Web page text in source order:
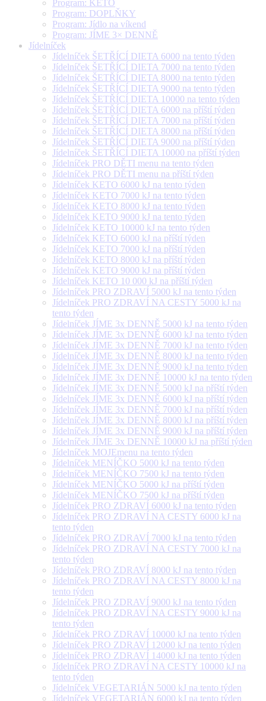
Program: KETO
Program: DOPLŇKY
Program: Jídlo na víkend
Program: JÍME 3× DENNĚ
Jídelníček
Jídelníček ŠETŘÍCÍ DIETA 6000 na tento týden
Jídelníček ŠETŘÍCÍ DIETA 7000 na tento týden
Jídelníček ŠETŘÍCÍ DIETA 8000 na tento týden
Jídelníček ŠETŘÍCÍ DIETA 9000 na tento týden
Jídelníček ŠETŘÍCÍ DIETA 10000 na tento týden
Jídelníček ŠETŘÍCÍ DIETA 6000 na příští týden
Jídelníček ŠETŘÍCÍ DIETA 7000 na příští týden
Jídelníček ŠETŘÍCÍ DIETA 8000 na příští týden
Jídelníček ŠETŘÍCÍ DIETA 9000 na příští týden
Jídelníček ŠETŘÍCÍ DIETA 10000 na příští týden
Jídelníček PRO DĚTI menu na tento týden
Jídelníček PRO DĚTI menu na příští týden
Jídelníček KETO 6000 kJ na tento týden
Jídelníček KETO 7000 kJ na tento týden
Jídelníček KETO 8000 kJ na tento týden
Jídelníček KETO 9000 kJ na tento týden
Jídelníček KETO 10000 kJ na tento týden
Jídelníček KETO 6000 kJ na příští týden
Jídelníček KETO 7000 kJ na příští týden
Jídelníček KETO 8000 kJ na příští týden
Jídelníček KETO 9000 kJ na příští týden
Jídelníček KETO 10 000 kJ na příští týden
Jídelníček PRO ZDRAVÍ 5000 kJ na tento týden
Jídelníček PRO ZDRAVÍ NA CESTY 5000 kJ na
tento týden
Jídelníček JÍME 3x DENNĚ 5000 kJ na tento týden
Jídelníček JÍME 3x DENNĚ 6000 kJ na tento týden
Jídelníček JÍME 3x DENNĚ 7000 kJ na tento týden
Jídelníček JÍME 3x DENNĚ 8000 kJ na tento týden
Jídelníček JÍME 3x DENNĚ 9000 kJ na tento týden
Jídelníček JÍME 3x DENNĚ 10000 kJ na tento týden
Jídelníček JÍME 3x DENNĚ 5000 kJ na příští týden
Jídelníček JÍME 3x DENNĚ 6000 kJ na příští týden
Jídelníček JÍME 3x DENNĚ 7000 kJ na příští týden
Jídelníček JÍME 3x DENNĚ 8000 kJ na příští týden
Jídelníček JÍME 3x DENNĚ 9000 kJ na příští týden
Jídelníček JÍME 3x DENNĚ 10000 kJ na příští týden
Jídelníček MOJEmenu na tento týden
Jídelníček MENÍČKO 5000 kJ na tento týden
Jídelníček MENÍČKO 7500 kJ na tento týden
Jídelníček MENÍČKO 5000 kJ na příští týden
Jídelníček MENÍČKO 7500 kJ na příští týden
Jídelníček PRO ZDRAVÍ 6000 kJ na tento týden
Jídelníček PRO ZDRAVÍ NA CESTY 6000 kJ na
tento týden
Jídelníček PRO ZDRAVÍ 7000 kJ na tento týden
Jídelníček PRO ZDRAVÍ NA CESTY 7000 kJ na
tento týden
Jídelníček PRO ZDRAVÍ 8000 kJ na tento týden
Jídelníček PRO ZDRAVÍ NA CESTY 8000 kJ na
tento týden
Jídelníček PRO ZDRAVÍ 9000 kJ na tento týden
Jídelníček PRO ZDRAVÍ NA CESTY 9000 kJ na
tento týden
Jídelníček PRO ZDRAVÍ 10000 kJ na tento týden
Jídelníček PRO ZDRAVÍ 12000 kJ na tento týden
Jídelníček PRO ZDRAVÍ 14000 kJ na tento týden
Jídelníček PRO ZDRAVÍ NA CESTY 10000 kJ na
tento týden
Jídelníček VEGETARIÁN 5000 kJ na tento týden
Jídelníček VEGETARIÁN 6000 kJ na tento týden